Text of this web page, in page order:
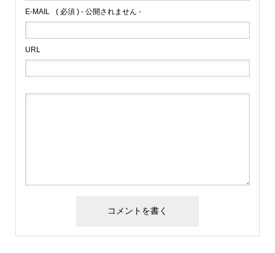
E-MAIL ( 必須 ) - 公開されません -
URL